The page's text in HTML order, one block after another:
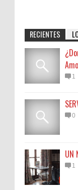
RECIENTES
1
0
UN
1